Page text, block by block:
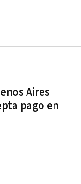
Aires
pago en